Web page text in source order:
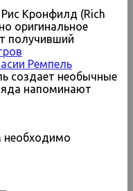
Кронфилд (Rich
оригинальное
получивший
Ремпель
создает необычные
напоминают
необходимо